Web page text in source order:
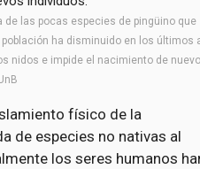
de las pocas especies de pingüino que
ha disminuido en los últimos
nidos e impide el nacimiento de
físico de la
de especies no nativas al
los seres humanos